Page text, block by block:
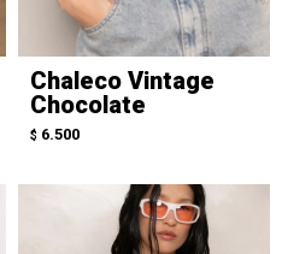
Chaleco Vintage
Chocolate
$ 6.500